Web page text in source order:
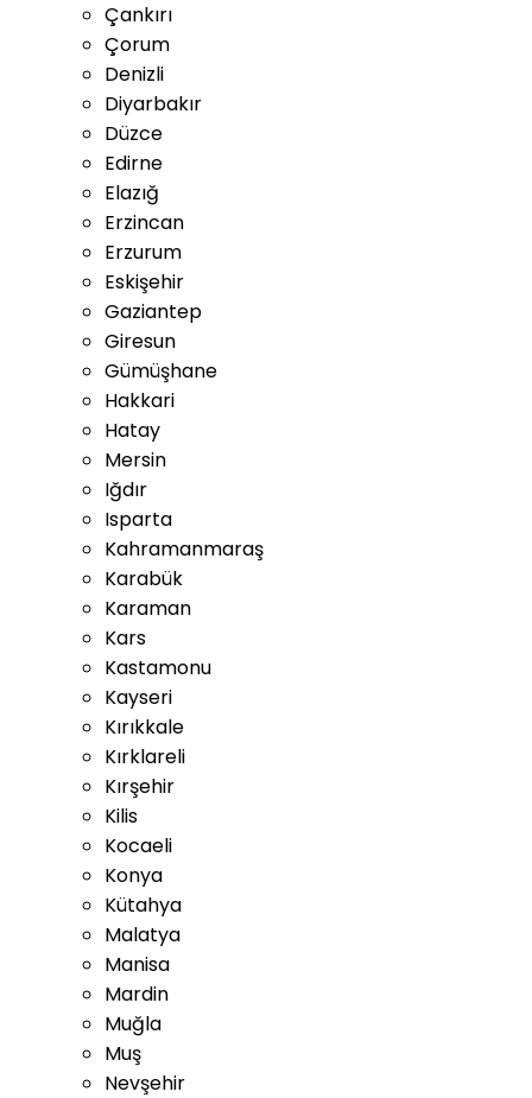
Çankırı
Çorum
Denizli
Diyarbakır
Düzce
Edirne
Elazığ
Erzincan
Erzurum
Eskişehir
Gaziantep
Giresun
Gümüşhane
Hakkari
Hatay
Mersin
Iğdır
Isparta
Kahramanmaraş
Karabük
Karaman
Kars
Kastamonu
Kayseri
Kırıkkale
Kırklareli
Kırşehir
Kilis
Kocaeli
Konya
Kütahya
Malatya
Manisa
Mardin
Muğla
Muş
Nevşehir